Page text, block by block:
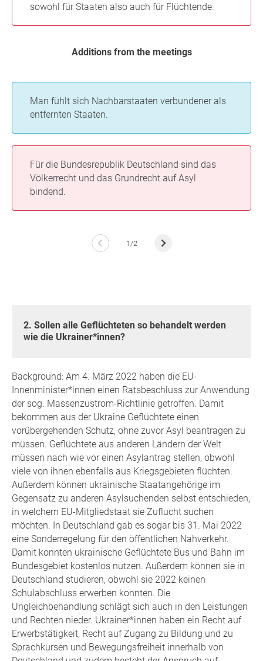
sowohl für Staaten also auch für Flüchtende.
Additions from the meetings
Man fühlt sich Nachbarstaaten verbundener als
entfernten Staaten.
Für die Bundesrepublik Deutschland sind das
Völkerrecht und das Grundrecht auf Asyl
bindend.
1/2
2. Sollen alle Geflüchteten so behandelt werden
wie die Ukrainer*innen?
Background: Am 4. März 2022 haben die EU-
Innenminister*innen einen Ratsbeschluss zur Anwendung
der sog. Massenzustrom-Richtlinie getroffen. Damit
bekommen aus der Ukraine Geflüchtete einen
vorübergehenden Schutz, ohne zuvor Asyl beantragen zu
müssen. Geflüchtete aus anderen Ländern der Welt
müssen nach wie vor einen Asylantrag stellen, obwohl
viele von ihnen ebenfalls aus Kriegsgebieten flüchten.
Außerdem können ukrainische Staatangehörige im
Gegensatz zu anderen Asylsuchenden selbst entschieden,
in welchem EU-Mitgliedstaat sie Zuflucht suchen
möchten. In Deutschland gab es sogar bis 31. Mai 2022
eine Sonderregelung für den öffentlichen Nahverkehr.
Damit konnten ukrainische Geflüchtete Bus und Bahn im
Bundesgebiet kostenlos nutzen. Außerdem können sie in
Deutschland studieren, obwohl sie 2022 keinen
Schulabschluss erwerben konnten. Die
Ungleichbehandlung schlägt sich auch in den Leistungen
und Rechten nieder. Ukrainer*innen haben ein Recht auf
Erwerbstätigkeit, Recht auf Zugang zu Bildung und zu
Sprachkursen und Bewegungsfreiheit innerhalb von